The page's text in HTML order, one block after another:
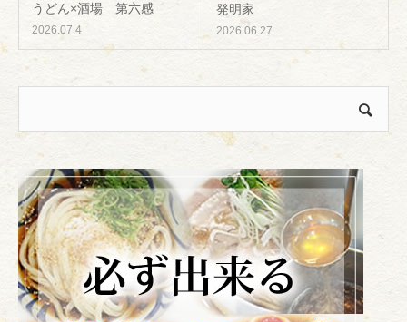
うどん×酒場 第六感
2026.07.4
発明家
2026.06.27